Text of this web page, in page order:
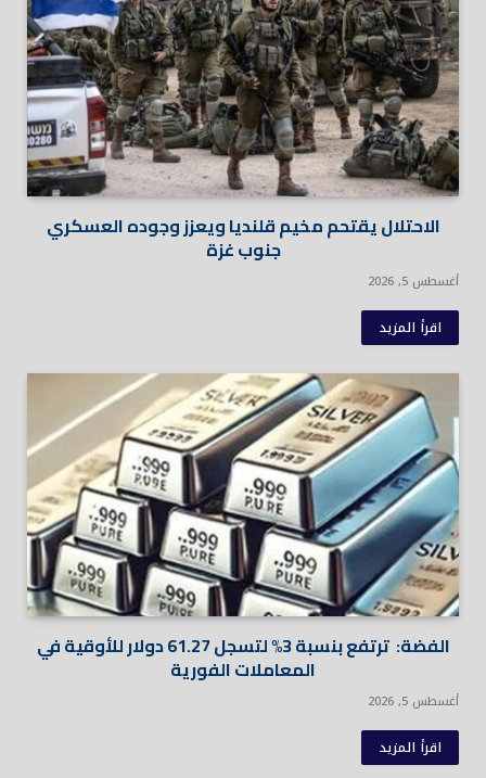
الاحتلال يقتحم مخيم قلنديا ويعزز وجوده العسكري
جنوب غزة
أغسطس 5, 2026
اقرأ المزيد
الفضة: ترتفع بنسبة 3% لتسجل 61.27 دولار للأوقية في
المعاملات الفورية
أغسطس 5, 2026
اقرأ المزيد